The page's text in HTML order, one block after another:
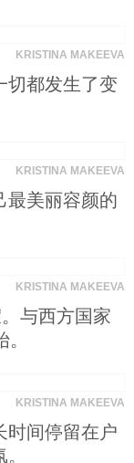
KRISTINA MAKEEVA
切都发生了变
KRISTINA MAKEEVA
最美丽容颜的
KRISTINA MAKEEVA
与西方国家
KRISTINA MAKEEVA
时间停留在户